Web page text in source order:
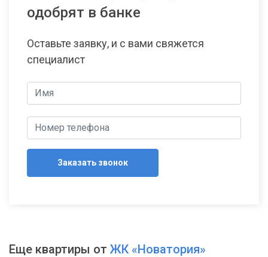
одобрят в банке
Оставьте заявку, и с вами свяжется
специалист
Заказать звонок
Еще квартиры от ЖК «Новатория»